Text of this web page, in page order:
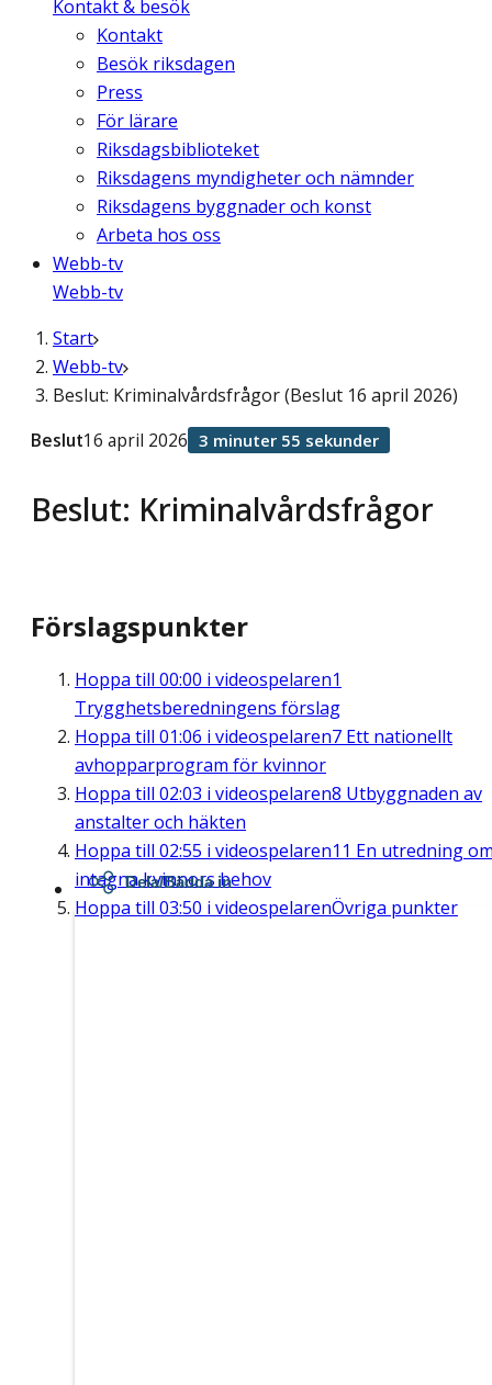
Kontakt & besök
Kontakt
Besök riksdagen
Press
För lärare
Riksdagsbiblioteket
Riksdagens myndigheter och nämnder
Riksdagens byggnader och konst
Arbeta hos oss
Webb-tv
Webb-tv
Start
Webb-tv
Beslut: Kriminalvårdsfrågor (Beslut 16 april 2026)
Beslut: Kriminalvårdsfrågor
Beslut16 april 2026 3 minuter 55 sekunder
Förslagspunkter
Hoppa till 00:00 i videospelaren1
Trygghetsberedningens förslag
Hoppa till 01:06 i videospelaren7 Ett nationellt
avhopparprogram för kvinnor
Hoppa till 02:03 i videospelaren8 Utbyggnaden av
anstalter och häkten
Hoppa till 02:55 i videospelaren11 En utredning
intagna kvinnors behov
Hoppa till 03:50 i videospelarenÖvriga punkter
Dela/Bädda in